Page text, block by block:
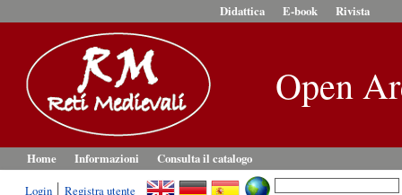
Didattica E-book Rivista
Open
Home Informazioni
Consulta il catalogo
Login
Registra utente